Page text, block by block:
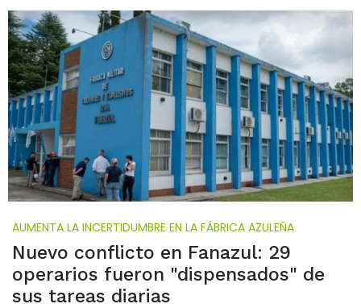
AUMENTA LA INCERTIDUMBRE EN LA FÁBRICA AZULEÑA
Nuevo conflicto en Fanazul: 29
operarios fueron "dispensados" de
sus tareas diarias